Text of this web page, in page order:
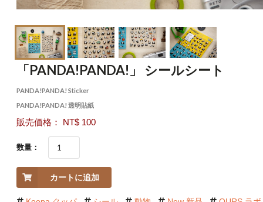
「PANDA!PANDA!」 シールシート
PANDA!PANDA! Sticker
PANDA!PANDA! 透明貼紙
販売価格： NT$ 100
数量：
カートに追加